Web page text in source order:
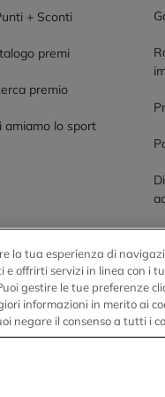
+ Sconti
premi
premio
amiamo lo sport
Via Enzo Ratti, 2 -
C.F./P.IVA e R.I. di
la tua esperienza di
offrirti servizi in linea con i
gestire le tue preferenze
informazioni in merito ai
negare il consenso a tutti i